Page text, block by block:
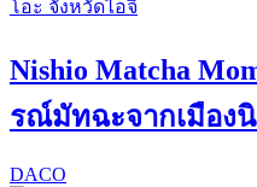
Nishio Matcha
รณ์มัทฉะจากเมือง
DACO